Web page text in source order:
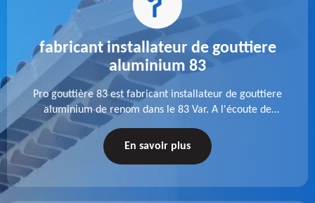
fabricant installateur de gouttiere
aluminium 83
Pro gouttière 83 est fabricant installateur de gouttiere
aluminium de renom dans le 83 Var. A l'écoute de
chaque besoin, notre équipe veille à réaliser des
gouttières performantes, durables et à la hauteur de
En savoir plus